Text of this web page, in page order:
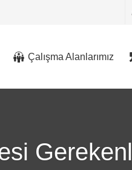
Çalışma Alanlarımız